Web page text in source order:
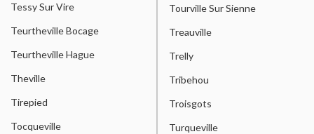
Tessy Sur Vire
Teurtheville Bocage
Teurtheville Hague
Theville
Tirepied
Tocqueville
Tourville Sur Sienne
Treauville
Trelly
Tribehou
Troisgots
Turqueville